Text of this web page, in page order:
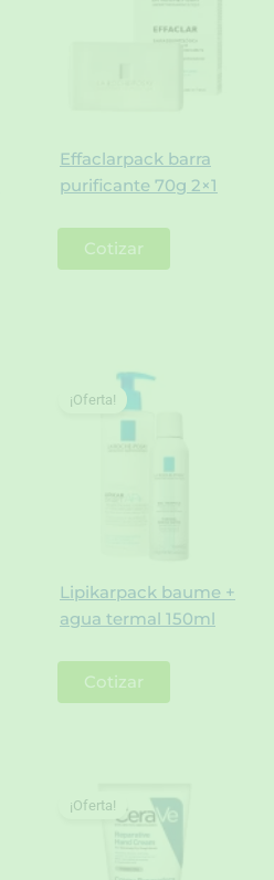
Effaclarpack barra
purificante 70g 2×1
Cotizar
Lipikarpack baume +
agua termal 150ml
¡Oferta!
Cotizar
¡Oferta!